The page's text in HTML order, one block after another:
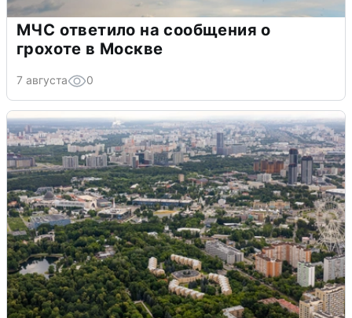
МЧС ответило на сообщения о
грохоте в Москве
7 августа 0